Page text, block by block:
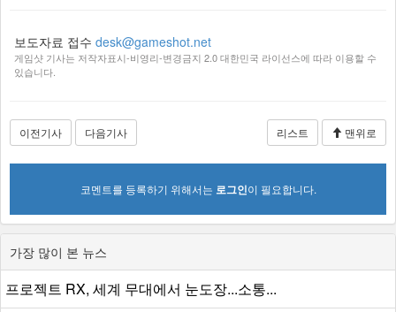
보도자료 접수 desk@gameshot.net
게임샷 기사는 저작자표시-비영리-변경금지 2.0 대한민국 라이선스에 따라 이용할 수
있습니다.
이전기사 다음기사 리스트 맨위로
코멘트를 등록하기 위해서는 로그인이 필요합니다.
가장 많이 본 뉴스
프로젝트 RX, 세계 무대에서 눈도장...소통...